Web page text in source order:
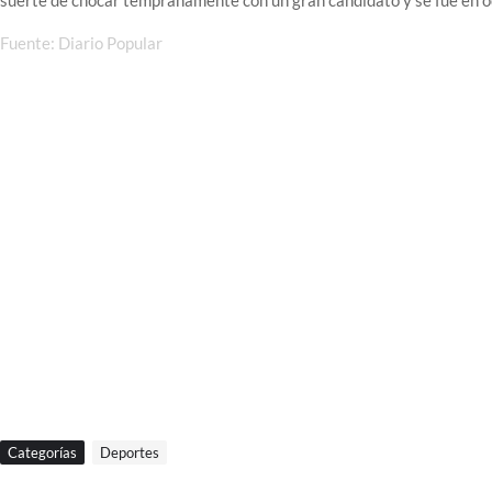
Fuente: Diario Popular
Categorías Deportes